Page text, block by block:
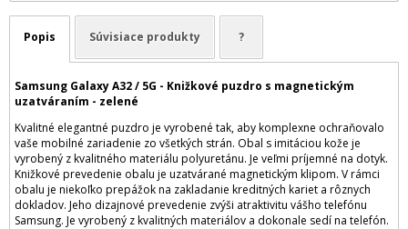
Popis Súvisiace produkty ?
Samsung Galaxy A32 / 5G - Knižkové puzdro s magnetickým
uzatváraním - zelené
Kvalitné elegantné puzdro je vyrobené tak, aby komplexne ochraňovalo
vaše mobilné zariadenie zo všetkých strán. Obal s imitáciou kože je
vyrobený z kvalitného materiálu polyuretánu. Je veľmi príjemné na dotyk.
Knižkové prevedenie obalu je uzatvárané magnetickým klipom. V rámci
obalu je niekoľko prepážok na zakladanie kreditných kariet a rôznych
dokladov. Jeho dizajnové prevedenie zvýši atraktivitu vášho telefónu
Samsung. Je vyrobený z kvalitných materiálov a dokonale sedí na telefón.